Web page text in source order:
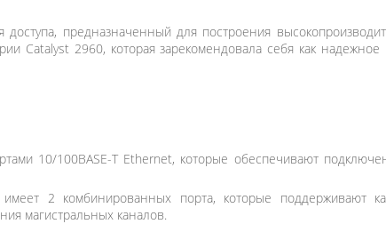
доступа, предназначенный для построения
Catalyst 2960, которая зарекомендовала себя как
10/100BASE-T Ethernet, которые обеспечивают
имеет 2 комбинированных порта, которые поддерживают
магистральных каналов.